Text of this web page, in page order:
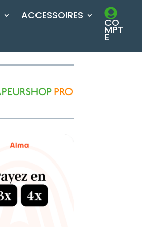
ACCESSOIRES
CO
MPT
E